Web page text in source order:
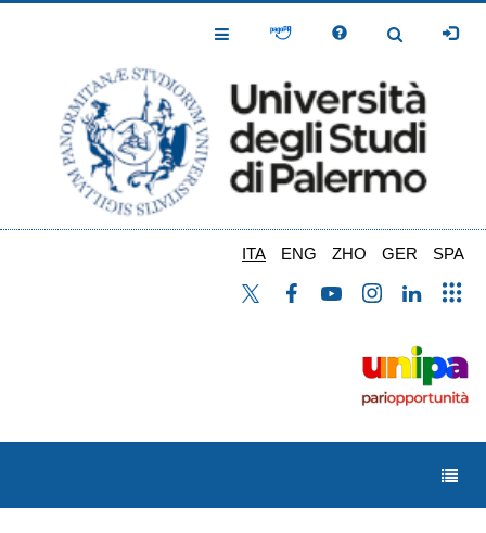
Toggle
Toggle
ITA ENG ZHO GER SPA